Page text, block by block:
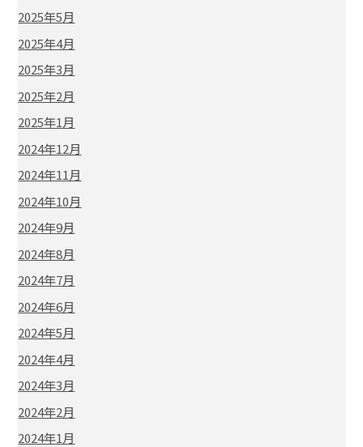
2025年5月
2025年4月
2025年3月
2025年2月
2025年1月
2024年12月
2024年11月
2024年10月
2024年9月
2024年8月
2024年7月
2024年6月
2024年5月
2024年4月
2024年3月
2024年2月
2024年1月